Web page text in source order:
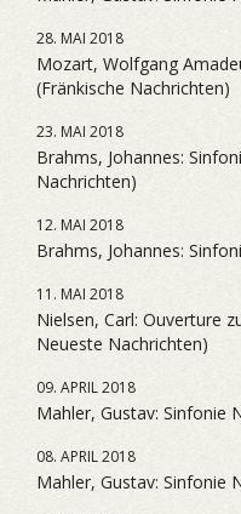
28. MAI 2018
Mozart, Wolfgang
(Fränkische Nachrichten)
23. MAI 2018
Brahms, Johannes:
Nachrichten)
12. MAI 2018
Brahms, Johannes:
11. MAI 2018
Nielsen, Carl: Ouverture
Neueste Nachrichten)
09. APRIL 2018
Mahler, Gustav: Sinfonie
08. APRIL 2018
Mahler, Gustav: Sinfonie